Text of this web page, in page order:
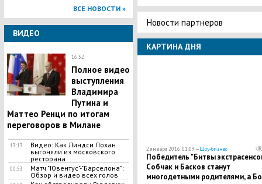
ВСЕ НОВОСТИ »
ВИДЕО
16:52
Полное видео
выступления
Владимира
Путина и
Маттео Ренци по итогам
переговоров в Милане
13:13
Видео: Как Линдси Лохан
выгоняли из московского
ресторана
00:53
Матч "Ювентус"-"Барселона":
Обзор и видео всех голов
Новости партнеров
КАРТИНА ДНЯ
2 января 2016, 01:09 —Шоу-бизнес
Победитель "Битвы
Собчак и Басков станут
многодетными родителями, а